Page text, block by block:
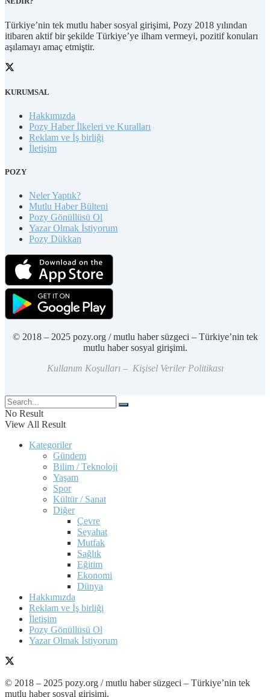
Türkiye’nin tek mutlu haber sosyal girişimi, Pozy 2018 yılından
itibaren aktif bir şekilde Türkiye’ye ilham vermeyi, pozitif konuları
aşılamayı amaç etmiştir.
KURUMSAL
Hakkımızda
Pozy Haber İlkeleri ve Kuralları
Reklam ve İş birliği
İletişim
POZY
Neler Yaptık?
Mutlu Haber Bülteni
Pozy Gönüllüsü Ol
Yazar Olmak İstiyorum
Pozy Dükkan
© 2018 – 2025 pozy.org / mutlu haber süzgeci – Türkiye’nin tek
mutlu haber sosyal girişimi.
Kullanım Koşulları – Kişisel Veriler Politikası
No Result
View All Result
Kategoriler
Gündem
Bilim / Teknoloji
Yaşam
Spor
Kültür / Sanat
Diğer
Çevre
Seyahat
Mutfak
Sağlık
Eğitim
Ekonomi
Dünya
Hakkımızda
Reklam ve İş birliği
İletişim
Pozy Gönüllüsü Ol
Yazar Olmak İstiyorum
© 2018 – 2025 pozy.org / mutlu haber süzgeci – Türkiye’nin tek
mutlu haber sosyal girişimi.